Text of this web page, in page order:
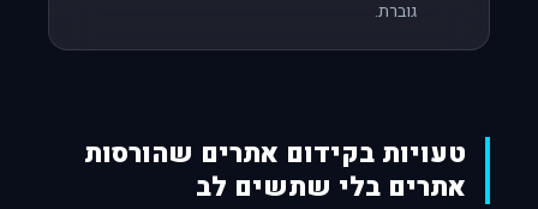
גוברת.
טעויות בקידום אתרים שהורסות
אתרים בלי שתשים לב